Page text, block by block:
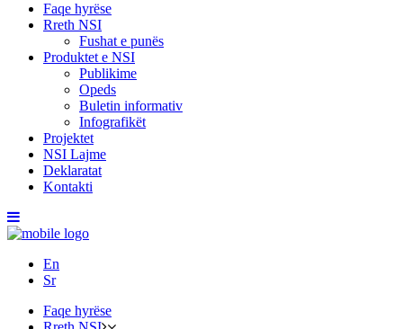
Faqe hyrëse
Rreth NSI
Fushat e punës
Produktet e NSI
Publikime
Opeds
Buletin informativ
Infografikët
Projektet
NSI Lajme
Deklaratat
Kontakti
En
Sr
Faqe hyrëse